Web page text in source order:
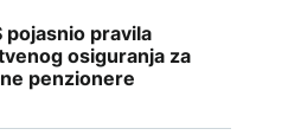
pojasnio pravila
osiguranja za
penzionere